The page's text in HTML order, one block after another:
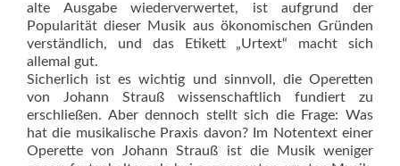
alte Ausgabe wiederverwertet, ist aufgrund der
Popularität dieser Musik aus ökonomischen Gründen
verständlich, und das Etikett „Urtext“ macht sich
allemal gut.
Sicherlich ist es wichtig und sinnvoll, die Operetten
von Johann Strauß wissenschaftlich fundiert zu
erschließen. Aber dennoch stellt sich die Frage: Was
hat die musikalische Praxis davon? Im Notentext einer
Operette von Johann Strauß ist die Musik weniger